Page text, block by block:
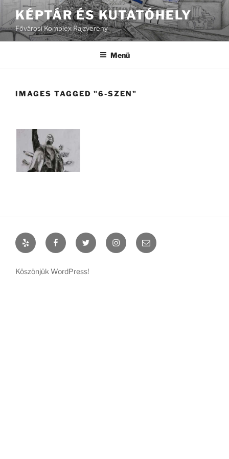
Tartalomhoz
KÉPTÁR ÉS KUTATÓHELY
Fővárosi Komplex Rajzvereny
Menü
IMAGES TAGGED "6-SZEN"
Yelp FacebookTwitter InstagramEmail
Köszönjük WordPress!